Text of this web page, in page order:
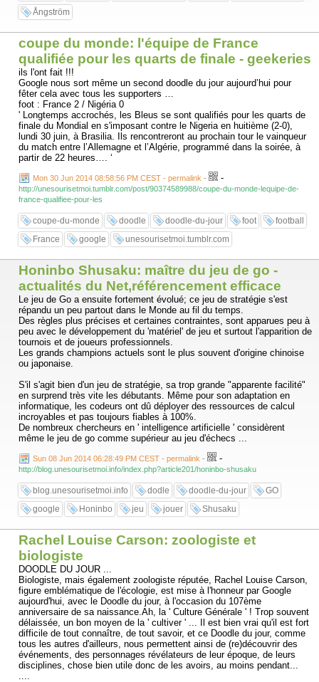
Ångström
coupe du monde: l'équipe de France
qualifiée pour les quarts de finale - geekeries
ils l'ont fait !!!
Google nous sort même un second doodle du jour aujourd’hui pour
fêter cela avec tous les supporters …
foot : France 2 / Nigéria 0
' Longtemps accrochés, les Bleus se sont qualifiés pour les quarts de
finale du Mondial en s'imposant contre le Nigeria en huitième (2-0),
lundi 30 juin, à Brasilia. Ils rencontreront au prochain tour le vainqueur
du match entre l’Allemagne et l’Algérie, programmé dans la soirée, à
partir de 22 heures…. ‘
Mon 30 Jun 2014 08:58:56 PM CEST - permalink - -
http://unesourisetmoi.tumblr.com/post/90374589988/coupe-du-monde-lequipe-de-
france-qualifiee-pour-les
coupe-du-monde doodle doodle-du-jour foot
football
France
google unesourisetmoi.tumblr.com
Honinbo Shusaku: maître du jeu de go -
actualités du Net,référencement efficace
Le jeu de Go a ensuite fortement évolué; ce jeu de stratégie s'est
répandu un peu partout dans le Monde au fil du temps.
Des règles plus précises et certaines contraintes, sont apparues peu à
peu avec le développement du 'matériel' de jeu et surtout l'apparition de
tournois et de joueurs professionnels.
Les grands champions actuels sont le plus souvent d'origine chinoise
ou japonaise.
S'il s'agit bien d'un jeu de stratégie, sa trop grande "apparente facilité"
en surprend très vite les débutants. Même pour son adaptation en
informatique, les codeurs ont dû déployer des ressources de calcul
incroyables et pas toujours fiables à 100%.
De nombreux chercheurs en ' intelligence artificielle ' considèrent
même le jeu de go comme supérieur au jeu d'échecs ...
Sun 08 Jun 2014 06:28:49 PM CEST - permalink - -
http://blog.unesourisetmoi.info/index.php?article201/honinbo-shusaku
blog.unesourisetmoi.info dodle doodle-du-jour
GO
google
Honinbo jeu jouer Shusaku
Rachel Louise Carson: zoologiste et
biologiste
DOODLE DU JOUR ...
Biologiste, mais également zoologiste réputée, Rachel Louise Carson,
figure emblématique de l'écologie, est mise à l'honneur par Google
aujourd'hui, avec le Doodle du jour, à l'occasion du 107ème
anniversaire de sa naissance.Ah, la ' Culture Générale ' ! Trop souvent
délaissée, un bon moyen de la ' cultiver ' ... Il est bien vrai qu'il est fort
difficile de tout connaître, de tout savoir, et ce Doodle du jour, comme
tous les autres d'ailleurs, nous permettent ainsi de (re)découvrir des
événements, des personnages révélateurs de leur époque, de leurs
disciplines, chose bien utile donc de les avoirs, au moins pendant...
....